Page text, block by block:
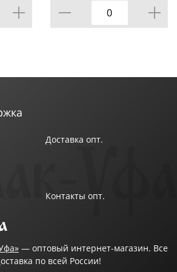
Доставка опт.
Контакты опт.
— оптовый интернет-магазин. Все
по всей России!